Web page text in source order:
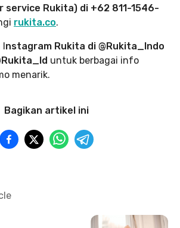
service Rukita) di +62 811-1546-
rukita.co.
Instagram Rukita di @Rukita_Indo
untuk berbagai info
menarik.
Bagikan artikel ini